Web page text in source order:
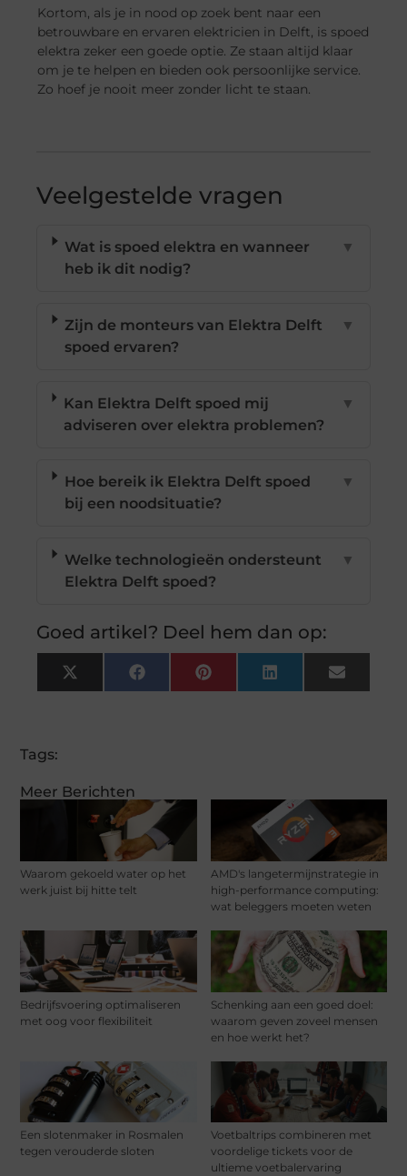
Meer Berichten
Waarom gekoeld water op het
werk juist bij hitte telt
AMD's langetermijnstrategie in
high-performance computing:
wat beleggers moeten weten
Bedrijfsvoering optimaliseren
met oog voor flexibiliteit
Schenking aan een goed doel:
waarom geven zoveel mensen
en hoe werkt het?
Een slotenmaker in Rosmalen
tegen verouderde sloten
Voetbaltrips combineren met
voordelige tickets voor de
ultieme voetbalervaring
Kortom, als je in nood op zoek bent naar een
betrouwbare en ervaren elektricien in Delft, is spoed
elektra zeker een goede optie. Ze staan altijd klaar
om je te helpen en bieden ook persoonlijke service.
Zo hoef je nooit meer zonder licht te staan.
Veelgestelde vragen
Wat is spoed elektra en wanneer
heb ik dit nodig?
▼
Zijn de monteurs van Elektra Delft
spoed ervaren?
▼
Kan Elektra Delft spoed mij
adviseren over elektra problemen?
▼
Hoe bereik ik Elektra Delft spoed
bij een noodsituatie?
▼
Welke technologieën ondersteunt
Elektra Delft spoed?
▼
Goed artikel? Deel hem dan op:
X
(Twitter)
FacebookPinterestLinkedInEmail
Tags: